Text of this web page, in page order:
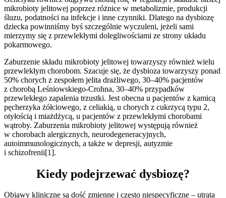
mikrobioty jelitowej poprzez różnice w metabolizmie, produkcji
śluzu, podatności na infekcje i inne czynniki. Dlatego na dysbiozę
dziecka powinniśmy byś szczególnie wyczuleni, jeżeli sami
mierzymy się z przewlekłymi dolegliwościami ze strony układu
pokarmowego.
Zaburzenie składu mikrobioty jelitowej towarzyszy również wielu
przewlekłym chorobom. Szacuje się, że dysbioza towarzyszy ponad
50% chorych z zespołem jelita drażliwego, 30–40% pacjentów
z chorobą Leśniowskiego-Crohna, 30–40% przypadków
przewlekłego zapalenia trzustki. Jest obecna u pacjentów z kamicą
pęcherzyka żółciowego, z celiakią, u chorych z cukrzycą typu 2,
otyłością i miażdżycą, u pacjentów z przewlekłymi chorobami
wątroby. Zaburzenia mikrobioty jelitowej występują również
w chorobach alergicznych, neurodegeneracyjnych,
autoimmunologicznych, a także w depresji, autyzmie
i schizofrenii[1].
Kiedy podejrzewać dysbiozę?
Objawy kliniczne są dość zmienne i często niespecyficzne – utrata